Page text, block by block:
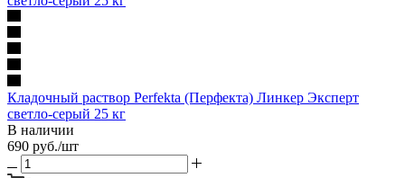
Кладочный раствор Perfekta (Перфекта) Линкер Эксперт
светло-серый 25 кг
В наличии
690 руб./шт